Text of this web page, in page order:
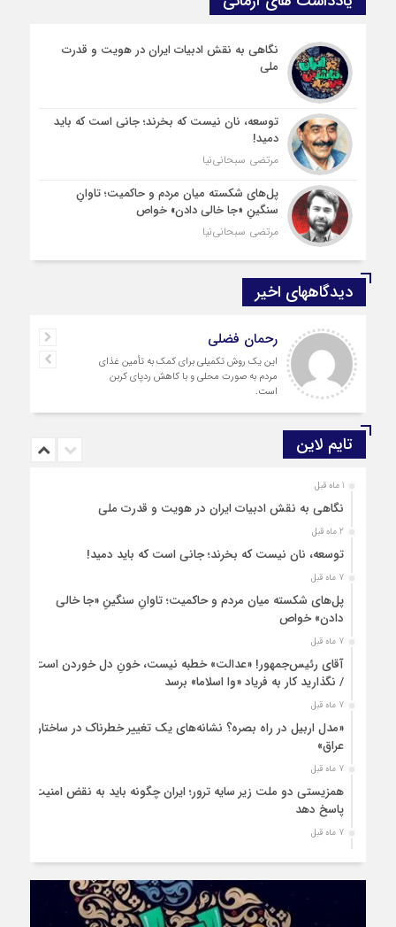
نگاهی به نقش ادبیات ایران در هویت و قدرت
ملی
توسعه، نان نیست که بخرند؛ جانی است که باید
دمید!
مرتضی سبحانی‌نیا
پل‌های شکسته میان مردم و حاکمیت؛ تاوانِ
سنگینِ «جا خالی دادن» خواص
مرتضی سبحانی‌نیا
دیدگاههای اخیر
رحمان فضلی
این یک روش تکمیلی برای کمک به تأمین غذای
مردم به صورت محلی و با کاهش ردپای کربن
است.
تایم لاین
1 ماه قبل
نگاهی به نقش ادبیات ایران در هویت و قدرت ملی
2 ماه قبل
توسعه، نان نیست که بخرند؛ جانی است که باید دمید!
7 ماه قبل
پل‌های شکسته میان مردم و حاکمیت؛ تاوانِ سنگینِ «جا خالی
دادن» خواص
7 ماه قبل
آقای رئیس‌جمهور! «عدالت» خطبه نیست، خونِ دل خوردن است
/ نگذارید کار به فریاد «وا اسلاما» برسد
7 ماه قبل
«مدل اربیل در راه بصره؟ نشانه‌های یک تغییر خطرناک در ساختار
عراق»
7 ماه قبل
همزیستی دو ملت زیر سایه ترور؛ ایران چگونه باید به نقض امنیت
پاسخ دهد
7 ماه قبل
8 ماه قبل
قانون اساسی ایران؛ سندی داخلی با پیام‌های جهانی